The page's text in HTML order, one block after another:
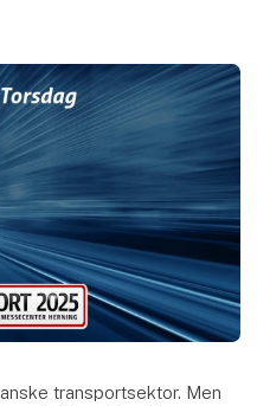
transportsektor. Men